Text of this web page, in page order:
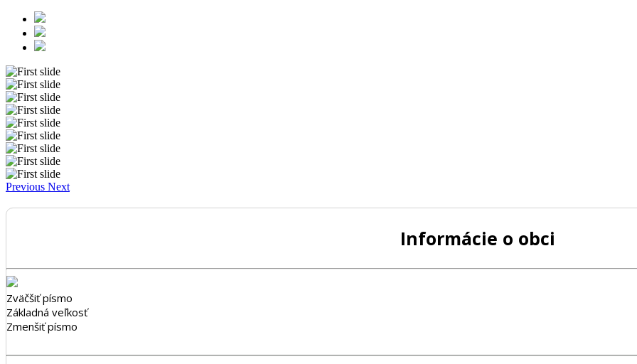
Previous Next
Informácie o obci
Zväčšiť písmo
Základná veľkosť
Zmenšiť písmo